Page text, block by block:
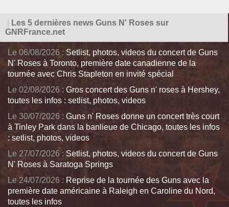
Les 5 dernières news Guns N' Roses sur
GNRFrance.net
Le 06/08/2026 : Setlist, photos, videos du concert de Guns
N' Roses à Toronto, première date canadienne de la
tournée avec Chris Stapleton en invité spécial
Le 02/08/2026 : Gros concert des Guns n' roses à Hershey,
toutes les infos : setlist, photos, videos
Le 30/07/2026 : Guns n' Roses donne un concert très court
à Tinley Park dans la banlieue de Chicago, toutes les infos
: setlist, photos, videos
Le 27/07/2026 : Setlist, photos, videos du concert de Guns
N' Roses à Saratoga Springs
Le 24/07/2026 : Reprise de la tournée des Guns avec la
première date américaine à Raleigh en Caroline du Nord,
toutes les infos